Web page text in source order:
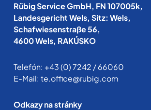
Rübig Service GmbH, FN 107005k,
Landesgericht Wels, Sitz: Wels,
Schafwiesenstraße 56,
4600 Wels, RAKÚSKO
Telefón: +43 (0) 7242 / 66060
E-Mail: te.office@rubig.com
Odkazy na stránky